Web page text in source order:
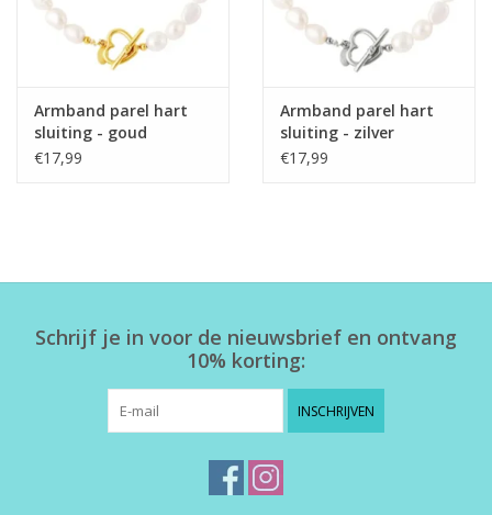
Armband parel hart
sluiting - goud
€17,99
Armband parel hart
sluiting - zilver
€17,99
Schrijf je in voor de nieuwsbrief en ontvang
10% korting:
INSCHRIJVEN